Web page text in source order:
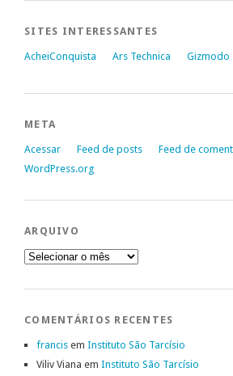
SITES INTERESSANTES
AcheiConquista Ars Technica Gizmodo
META
Acessar Feed de posts
Feed de
WordPress.org
ARQUIVO
Arquivo
COMENTÁRIOS RECENTES
francis em Instituto São Tarcísio
Viliv Viana em Instituto São Tarcísio